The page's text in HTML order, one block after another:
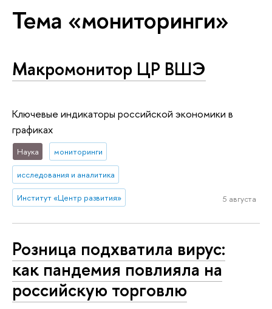
Тема «мониторинги»
Макромонитор ЦР ВШЭ
Ключевые индикаторы российской экономики в
графиках
Наука мониторинги
исследования и аналитика
Институт «Центр развития» 5 августа
Розница подхватила вирус:
как пандемия повлияла на
российскую торговлю